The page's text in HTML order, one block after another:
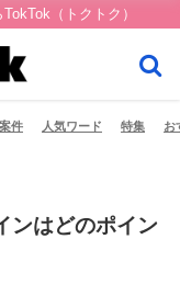
（トクトク）
件 人気ワード 特集 お
ンはどのポイン